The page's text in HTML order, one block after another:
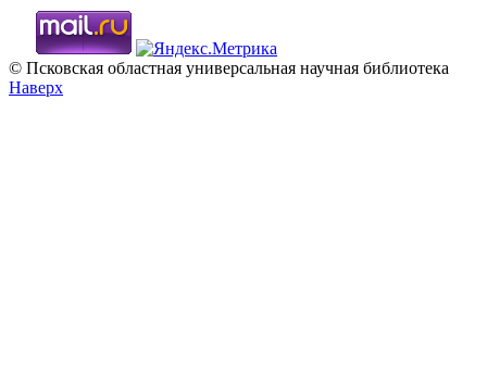
© Псковская областная универсальная научная библиотека
Наверх